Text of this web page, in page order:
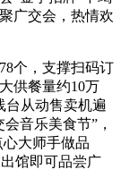
广交会，热情欢
个，支撑扫码订
供餐量约10万
台从动售卖机遍
音乐美食节”，
心大师手做品
馆即可品尝广